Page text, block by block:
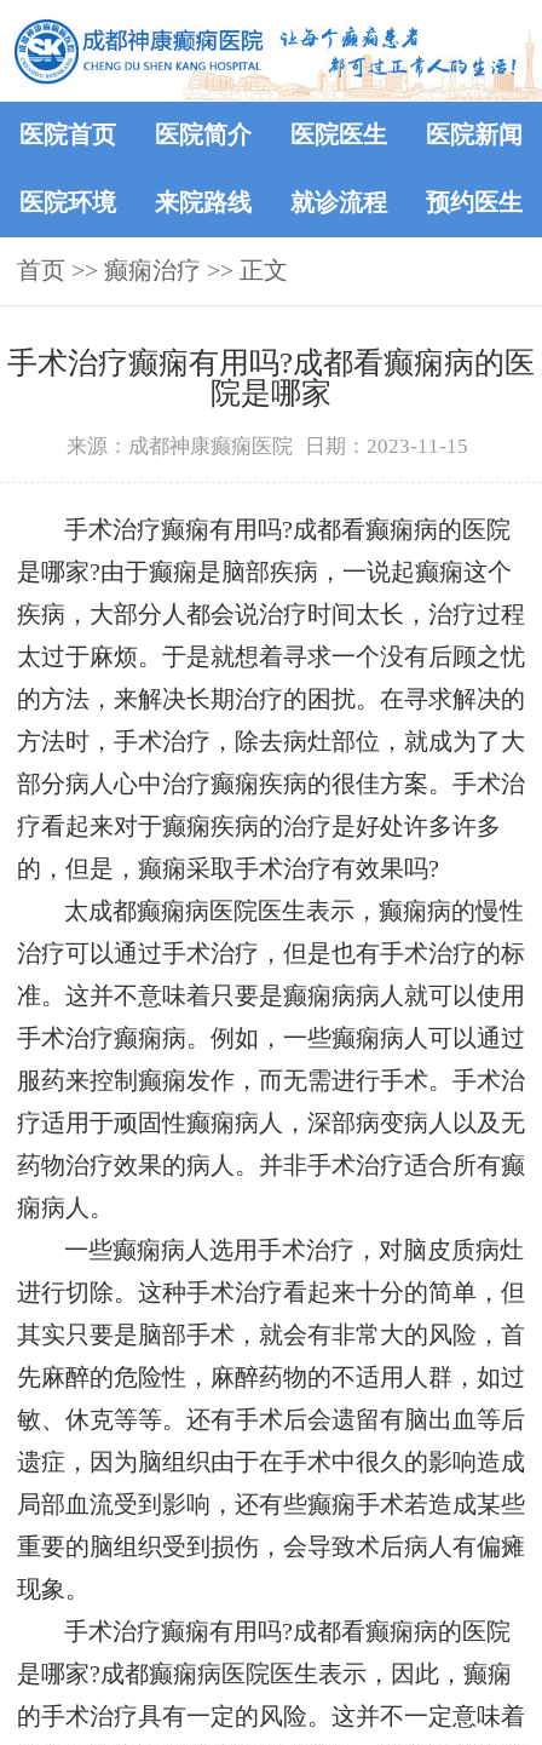
医院首页 医院简介 医院医生 医院新闻
医院环境 来院路线 就诊流程 预约医生
首页 >> 癫痫治疗 >> 正文
手术治疗癫痫有用吗?成都看癫痫病的医
院是哪家
来源：成都神康癫痫医院 日期：2023-11-15
手术治疗癫痫有用吗?成都看癫痫病的医院
是哪家?由于癫痫是脑部疾病，一说起癫痫这个
疾病，大部分人都会说治疗时间太长，治疗过程
太过于麻烦。于是就想着寻求一个没有后顾之忧
的方法，来解决长期治疗的困扰。在寻求解决的
方法时，手术治疗，除去病灶部位，就成为了大
部分病人心中治疗癫痫疾病的很佳方案。手术治
疗看起来对于癫痫疾病的治疗是好处许多许多
的，但是，癫痫采取手术治疗有效果吗?
太成都癫痫病医院医生表示，癫痫病的慢性
治疗可以通过手术治疗，但是也有手术治疗的标
准。这并不意味着只要是癫痫病病人就可以使用
手术治疗癫痫病。例如，一些癫痫病人可以通过
服药来控制癫痫发作，而无需进行手术。手术治
疗适用于顽固性癫痫病人，深部病变病人以及无
药物治疗效果的病人。并非手术治疗适合所有癫
痫病人。
一些癫痫病人选用手术治疗，对脑皮质病灶
进行切除。这种手术治疗看起来十分的简单，但
其实只要是脑部手术，就会有非常大的风险，首
先麻醉的危险性，麻醉药物的不适用人群，如过
敏、休克等等。还有手术后会遗留有脑出血等后
遗症，因为脑组织由于在手术中很久的影响造成
局部血流受到影响，还有些癫痫手术若造成某些
重要的脑组织受到损伤，会导致术后病人有偏瘫
现象。
手术治疗癫痫有用吗?成都看癫痫病的医院
是哪家?成都癫痫病医院医生表示，因此，癫痫
的手术治疗具有一定的风险。这并不一定意味着